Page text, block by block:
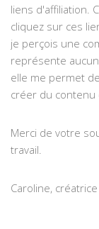
liens d'affiliation.
cliquez sur ces
je perçois une
représente
elle me permet
créer du contenu
Merci de votre
travail.
Caroline,